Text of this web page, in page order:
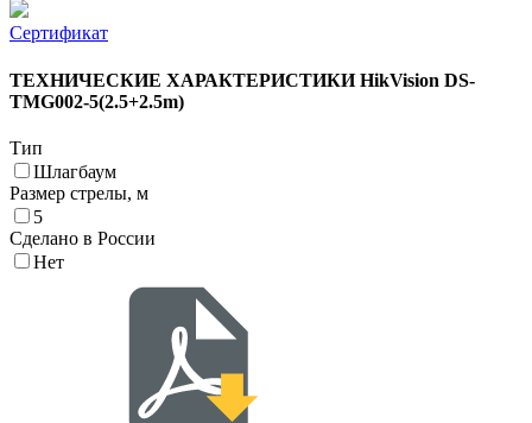
Сертификат
ТЕХНИЧЕСКИЕ ХАРАКТЕРИСТИКИ HikVision DS-
TMG002-5(2.5+2.5m)
Тип
Шлагбаум
Размер стрелы, м
5
Cделано в России
Нет